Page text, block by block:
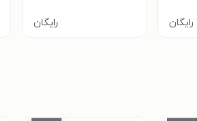
رایگان رایگان